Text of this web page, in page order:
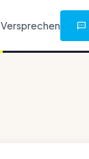
Versprechen